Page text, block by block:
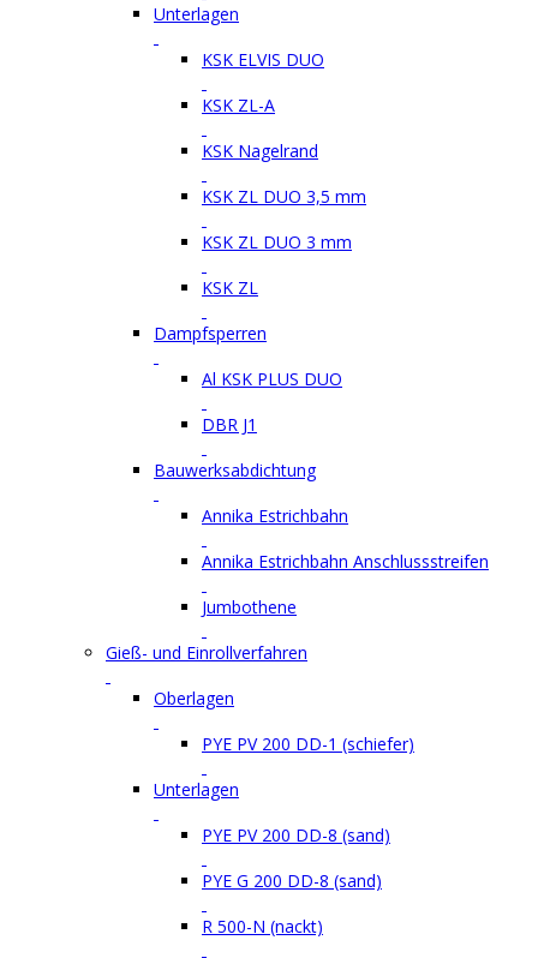
Unterlagen
KSK ELVIS DUO
KSK ZL-A
KSK Nagelrand
KSK ZL DUO 3,5 mm
KSK ZL DUO 3 mm
KSK ZL
Dampfsperren
Al KSK PLUS DUO
DBR J1
Bauwerksabdichtung
Annika Estrichbahn
Annika Estrichbahn Anschlussstreifen
Jumbothene
Gieß- und Einrollverfahren
Oberlagen
PYE PV 200 DD-1 (schiefer)
Unterlagen
PYE PV 200 DD-8 (sand)
PYE G 200 DD-8 (sand)
R 500-N (nackt)